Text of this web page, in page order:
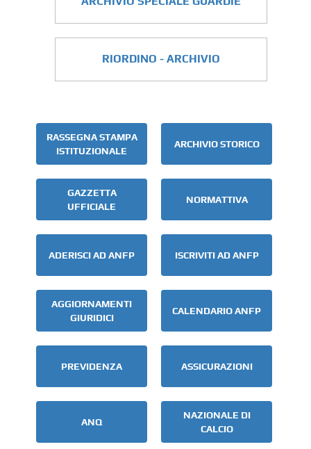
RIORDINO - ARCHIVIO
RASSEGNA STAMPA
ISTITUZIONALE
ARCHIVIO STORICO
GAZZETTA
UFFICIALE
NORMATTIVA
ADERISCI AD ANFP ISCRIVITI AD ANFP
AGGIORNAMENTI
GIURIDICI
CALENDARIO ANFP
PREVIDENZA ASSICURAZIONI
ANQ
NAZIONALE DI
CALCIO